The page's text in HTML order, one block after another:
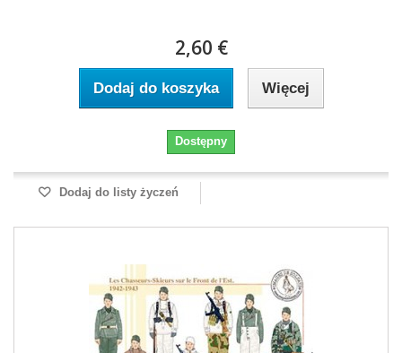
2,60 €
Dodaj do koszyka Więcej
Dostępny
Dodaj do listy życzeń